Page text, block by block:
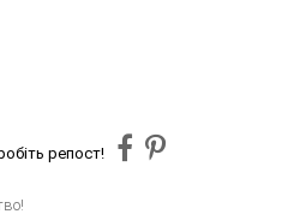
репост!